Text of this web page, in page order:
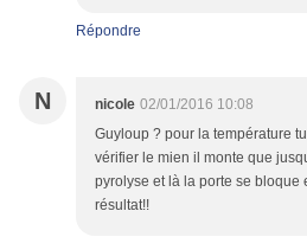
Répondre
N nicole 02/01/2016 10:08
Guyloup ? pour la température
vérifier le mien il monte que
pyrolyse et là la porte se bloque
résultat!!